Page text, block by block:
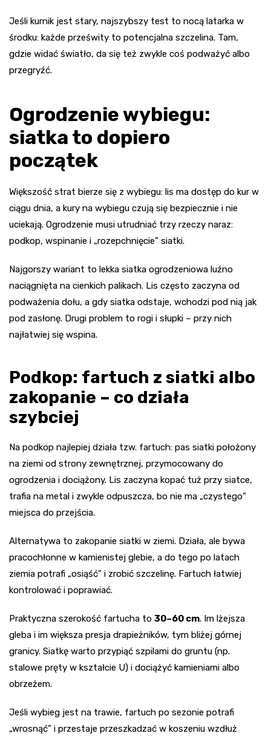
Jeśli kurnik jest stary, najszybszy test to nocą latarka w
środku: każde prześwity to potencjalna szczelina. Tam,
gdzie widać światło, da się też zwykle coś podważyć albo
przegryźć.
Ogrodzenie wybiegu:
siatka to dopiero
początek
Większość strat bierze się z wybiegu: lis ma dostęp do kur w
ciągu dnia, a kury na wybiegu czują się bezpiecznie i nie
uciekają. Ogrodzenie musi utrudniać trzy rzeczy naraz:
podkop, wspinanie i „rozepchnięcie” siatki.
Najgorszy wariant to lekka siatka ogrodzeniowa luźno
naciągnięta na cienkich palikach. Lis często zaczyna od
podważenia dołu, a gdy siatka odstaje, wchodzi pod nią jak
pod zasłonę. Drugi problem to rogi i słupki – przy nich
najłatwiej się wspina.
Podkop: fartuch z siatki albo
zakopanie – co działa
szybciej
Na podkop najlepiej działa tzw. fartuch: pas siatki położony
na ziemi od strony zewnętrznej, przymocowany do
ogrodzenia i dociążony. Lis zaczyna kopać tuż przy siatce,
trafia na metal i zwykle odpuszcza, bo nie ma „czystego”
miejsca do przejścia.
Alternatywa to zakopanie siatki w ziemi. Działa, ale bywa
pracochłonne w kamienistej glebie, a do tego po latach
ziemia potrafi „osiąść” i zrobić szczelinę. Fartuch łatwiej
kontrolować i poprawiać.
Praktyczna szerokość fartucha to 30–60 cm. Im lżejsza
gleba i im większa presja drapieżników, tym bliżej górnej
granicy. Siatkę warto przypiąć szpilami do gruntu (np.
stalowe pręty w kształcie U) i dociążyć kamieniami albo
obrzeżem.
Jeśli wybieg jest na trawie, fartuch po sezonie potrafi
„wrosnąć” i przestaje przeszkadzać w koszeniu wzdłuż